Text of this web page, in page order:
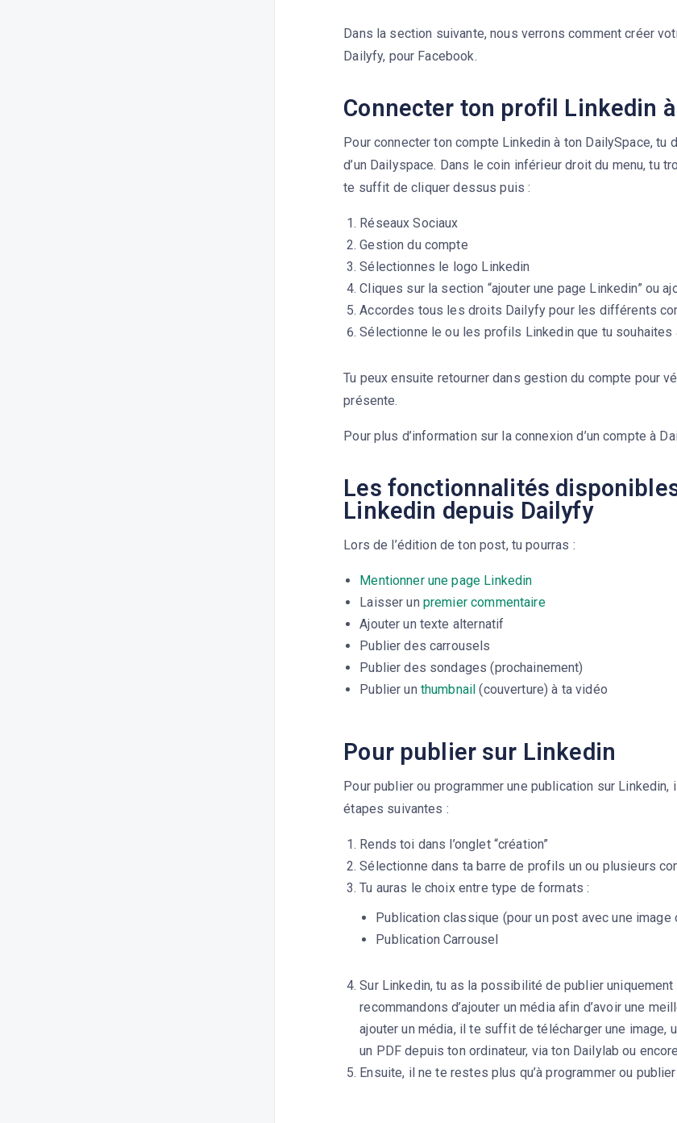
Dans la section suivante, nous verrons comment créer
Dailyfy, pour Facebook.
Connecter ton profil Linkedin
Pour connecter ton compte Linkedin à ton DailySpace, tu
d’un Dailyspace. Dans le coin inférieur droit du menu, tu
te suffit de cliquer dessus puis :
Réseaux Sociaux
Gestion du compte
Sélectionnes le logo Linkedin
Cliques sur la section “ajouter une page Linkedin” ou
Accordes tous les droits Dailyfy pour les différents
Sélectionne le ou les profils Linkedin que tu souhaites
Tu peux ensuite retourner dans gestion du compte pour
présente.
Pour plus d’information sur la connexion d’un compte à
Les fonctionnalités
Linkedin depuis Dailyfy
Lors de l’édition de ton post, tu pourras :
Mentionner une page Linkedin
Laisser un premier commentaire
Ajouter un texte alternatif
Publier des carrousels
Publier des sondages (prochainement)
Publier un thumbnail (couverture) à ta vidéo
Pour publier sur Linkedin
Pour publier ou programmer une publication sur
étapes suivantes :
Rends toi dans l’onglet “création”
Sélectionne dans ta barre de profils un ou plusieurs
Tu auras le choix entre type de formats :
Publication classique (pour un post avec une image
Publication Carrousel
Sur Linkedin, tu as la possibilité de publier
recommandons d’ajouter un média afin d’avoir une
ajouter un média, il te suffit de télécharger une image,
un PDF depuis ton ordinateur, via ton Dailylab ou
Ensuite, il ne te restes plus qu’à programmer ou